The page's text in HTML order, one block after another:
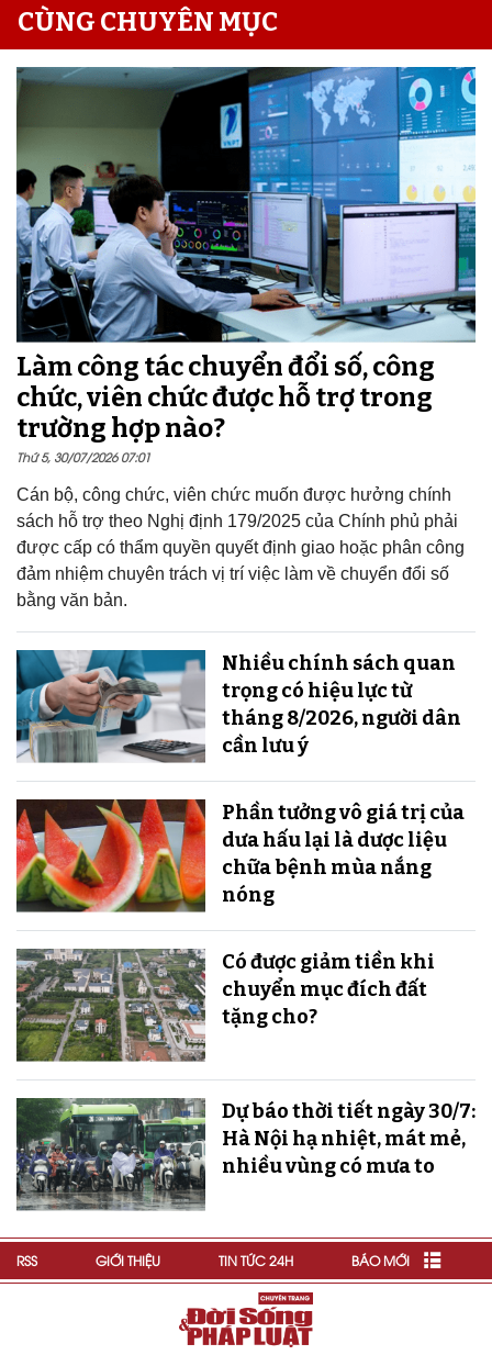
CÙNG CHUYÊN MỤC
Làm công tác chuyển đổi số, công
chức, viên chức được hỗ trợ trong
trường hợp nào?
Thứ 5, 30/07/2026 07:01
Cán bộ, công chức, viên chức muốn được hưởng chính
sách hỗ trợ theo Nghị định 179/2025 của Chính phủ phải
được cấp có thẩm quyền quyết định giao hoặc phân công
đảm nhiệm chuyên trách vị trí việc làm về chuyển đổi số
bằng văn bản.
Nhiều chính sách quan
trọng có hiệu lực từ
tháng 8/2026, người dân
cần lưu ý
Phần tưởng vô giá trị của
dưa hấu lại là dược liệu
chữa bệnh mùa nắng
nóng
Có được giảm tiền khi
chuyển mục đích đất
tặng cho?
Dự báo thời tiết ngày 30/7:
Hà Nội hạ nhiệt, mát mẻ,
nhiều vùng có mưa to
RSS GIỚI THIỆU TIN TỨC 24H BÁO MỚI